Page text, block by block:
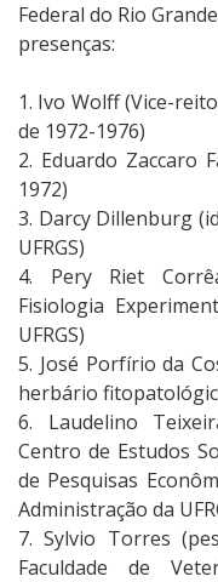
Federal do Rio
presenças:
1. Ivo Wolff (Vice-
de 1972-1976)
2. Eduardo Zaccaro
1972)
3. Darcy Dillenburg
UFRGS)
4. Pery Riet
Fisiologia
UFRGS)
5. José Porfírio da
herbário
6. Laudelino
Centro de Estudos
de Pesquisas
Administração da
7. Sylvio Torres
Faculdade de